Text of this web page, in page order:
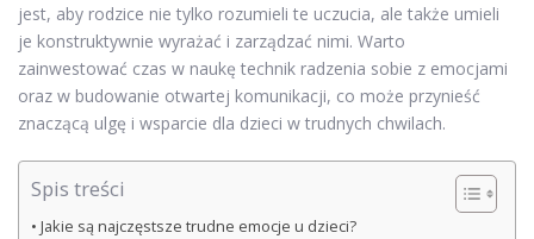
jest, aby rodzice nie tylko rozumieli te uczucia, ale także umieli
je konstruktywnie wyrażać i zarządzać nimi. Warto
zainwestować czas w naukę technik radzenia sobie z emocjami
oraz w budowanie otwartej komunikacji, co może przynieść
znaczącą ulgę i wsparcie dla dzieci w trudnych chwilach.
Spis treści
Jakie są najczęstsze trudne emocje u dzieci?